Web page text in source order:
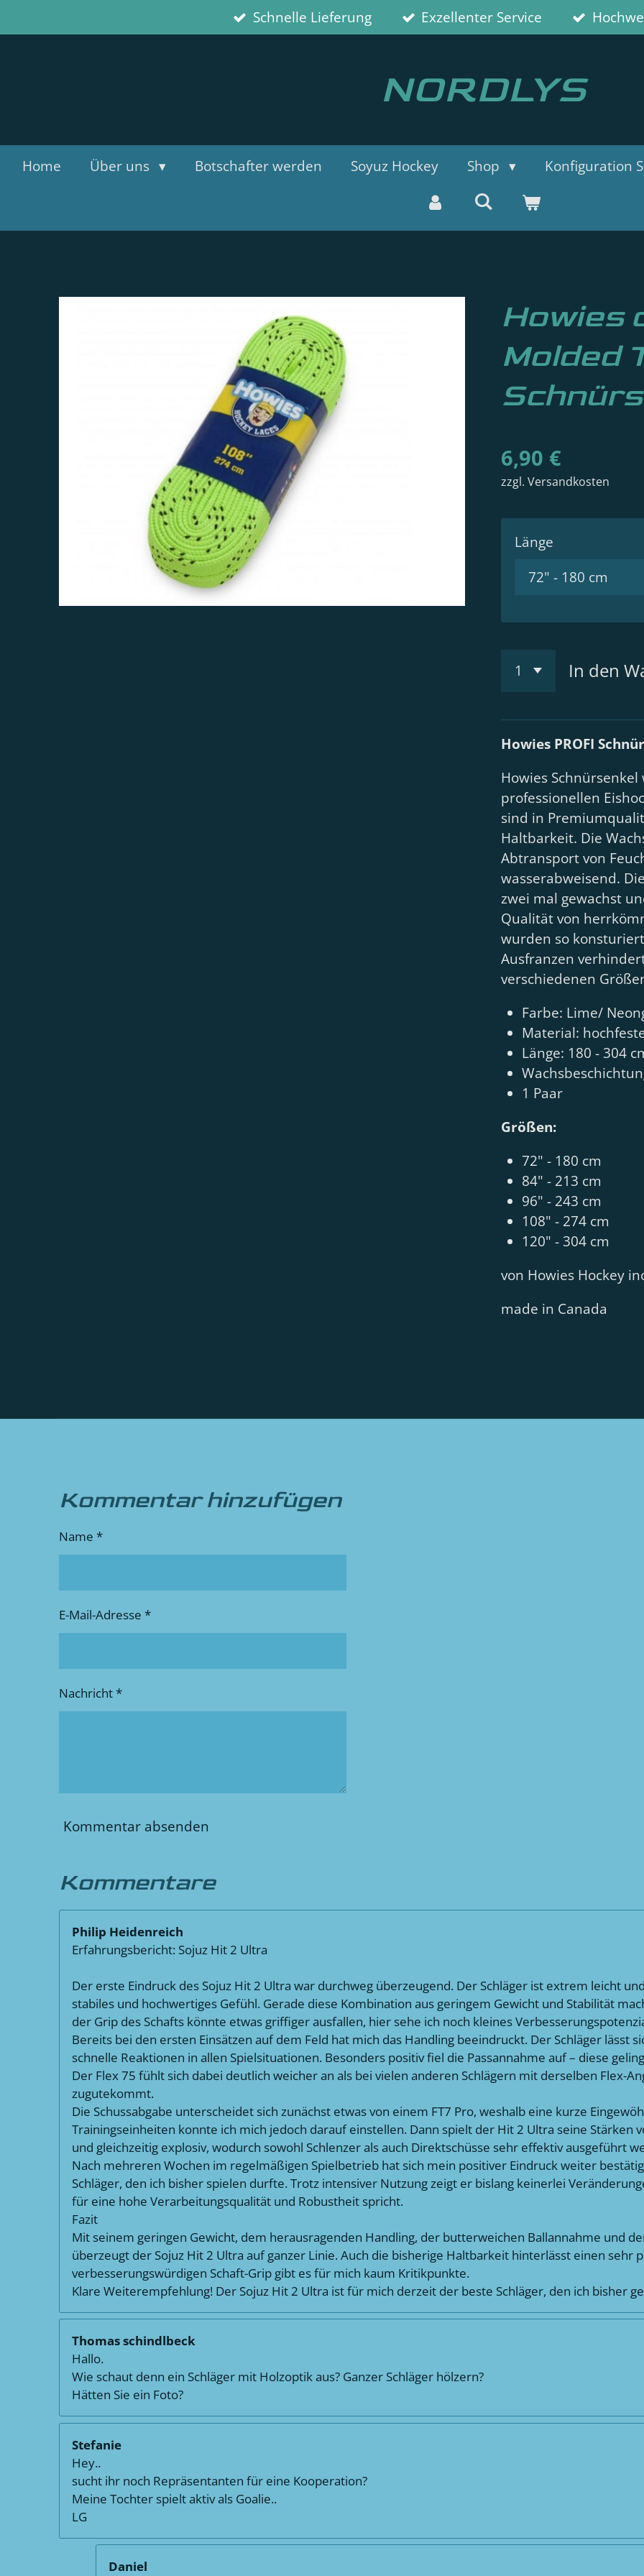
Hauptinhalt
Schnelle Lieferung Exzellenter Service
NORDLYS
Home Über uns Botschafter werden Soyuz Hockey Shop Konfiguration
Howies
Molded
6,90 €
zzgl. Versandkosten
Länge
In den
Howies PROFI
Howies
professionellen
sind in
Haltbarkeit. Die
Abtransport von
wasserabweisend.
zwei mal gewachst
Qualität von
wurden so
Ausfranzen
verschiedenen
Farbe: Lime/
Material:
Länge: 180 - 304
1 Paar
Größen:
72" - 180 cm
84" - 213 cm
96" - 243 cm
108" - 274 cm
120" - 304 cm
von Howies Hockey
made in Canada
Kommentar hinzufügen
Name *
E-Mail-Adresse *
Nachricht *
Kommentar absenden
Kommentare
Philip Heidenreich
Erfahrungsbericht: Sojuz Hit 2 Ultra
Der erste Eindruck des Sojuz Hit 2 Ultra war durchweg überzeugend. Der Schläger ist extrem leicht
stabiles und hochwertiges Gefühl. Gerade diese Kombination aus geringem Gewicht und Stabilität
der Grip des Schafts könnte etwas griffiger ausfallen, hier sehe ich noch kleines
Bereits bei den ersten Einsätzen auf dem Feld hat mich das Handling beeindruckt. Der Schläger lässt
schnelle Reaktionen in allen Spielsituationen. Besonders positiv fiel die Passannahme auf – diese
Der Flex 75 fühlt sich dabei deutlich weicher an als bei vielen anderen Schlägern mit derselben Flex-
zugutekommt.
Die Schussabgabe unterscheidet sich zunächst etwas von einem FT7 Pro, weshalb eine kurze
Trainingseinheiten konnte ich mich jedoch darauf einstellen. Dann spielt der Hit 2 Ultra seine Stärken
und gleichzeitig explosiv, wodurch sowohl Schlenzer als auch Direktschüsse sehr effektiv ausgeführt
Nach mehreren Wochen im regelmäßigen Spielbetrieb hat sich mein positiver Eindruck weiter
Schläger, den ich bisher spielen durfte. Trotz intensiver Nutzung zeigt er bislang keinerlei
für eine hohe Verarbeitungsqualität und Robustheit spricht.
Fazit
Mit seinem geringen Gewicht, dem herausragenden Handling, der butterweichen Ballannahme und
überzeugt der Sojuz Hit 2 Ultra auf ganzer Linie. Auch die bisherige Haltbarkeit hinterlässt einen sehr
verbesserungswürdigen Schaft-Grip gibt es für mich kaum Kritikpunkte.
Klare Weiterempfehlung! Der Sojuz Hit 2 Ultra ist für mich derzeit der beste Schläger, den ich bisher
Thomas schindlbeck
Hallo.
Wie schaut denn ein Schläger mit Holzoptik aus? Ganzer Schläger hölzern?
Hätten Sie ein Foto?
Stefanie
Hey..
sucht ihr noch Repräsentanten für eine Kooperation?
Meine Tochter spielt aktiv als Goalie..
LG
Daniel